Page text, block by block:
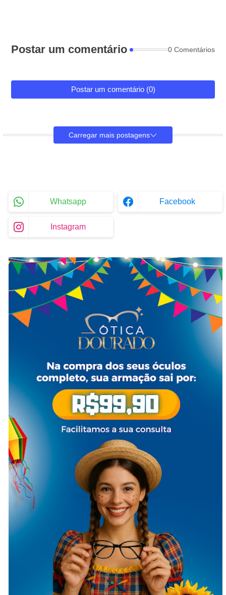
Postar um comentário 0 Comentários
Postar um comentário (0)
Carregar mais postagens
Whatsapp Facebook
Instagram